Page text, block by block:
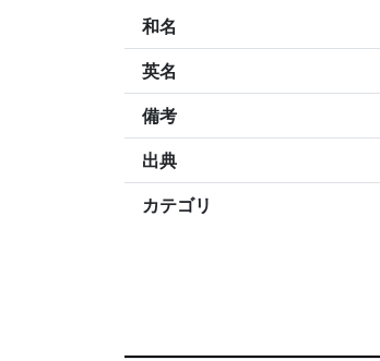
和名
英名
備考
出典
カテゴリ